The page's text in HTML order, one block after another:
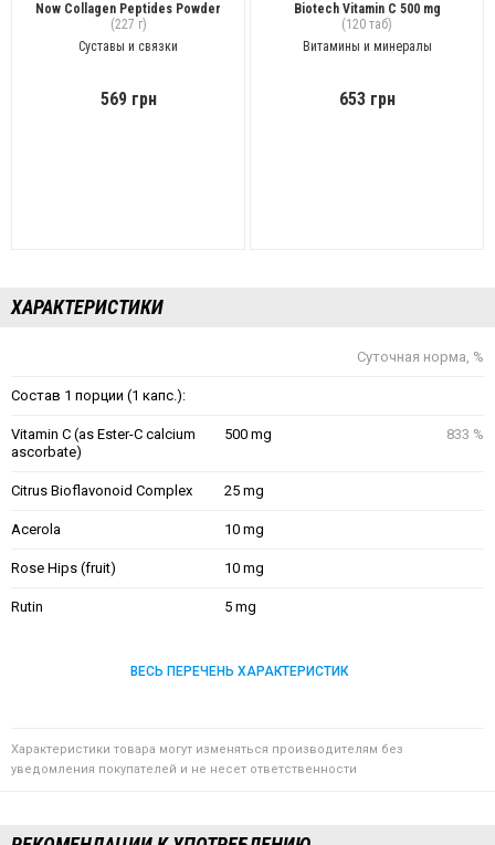
Now Collagen Peptides Powder
(227 г)
Суставы и связки
569 грн
Biotech Vitamin C 500 mg
(120 таб)
Витамины и минералы
653 грн
ХАРАКТЕРИСТИКИ
Суточная норма, %
Состав 1 порции (1 капс.):
Vitamin C (as Ester-C calcium
ascorbate)
500 mg 833 %
Citrus Bioflavonoid Complex 25 mg
Acerola 10 mg
Rose Hips (fruit) 10 mg
Rutin 5 mg
ВЕСЬ ПЕРЕЧЕНЬ ХАРАКТЕРИСТИК
Характеристики товара могут изменяться производителям без
уведомления покупателей и не несет ответственности